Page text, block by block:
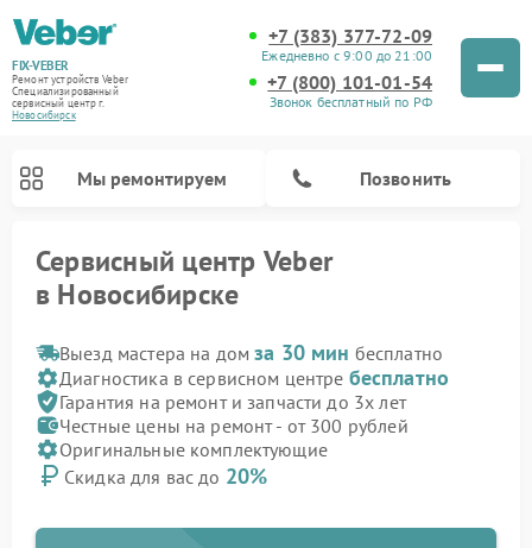
FIX-VEBER
Ремонт устройств Veber
Специализированный
cервисный центр г.
Новосибирск
+7 (383) 377-72-09
Ежедневно с 9:00 до 21:00
+7 (800) 101-01-54
Звонок бесплатный по РФ
Мы ремонтируем Позвонить
Сервисный центр Veber
в Новосибирске
Выезд мастера на домза 30 мин бесплатно
Диагностика в сервисном центре бесплатно
Гарантия на ремонт и запчасти до 3х лет
Честные цены на ремонт - от 300 рублей
Оригинальные комплектующие
Скидка для вас до 20%